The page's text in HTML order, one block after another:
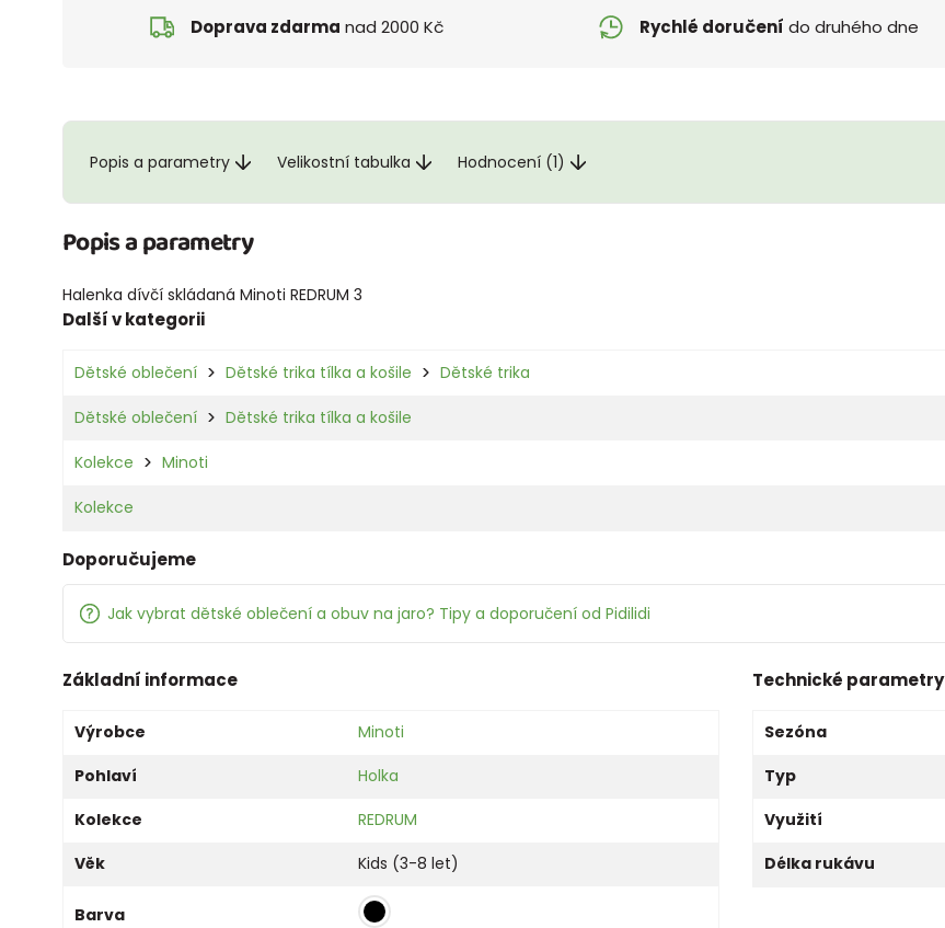
Doprava zdarma nad 2000 Kč Rychlé doručení do druhého dne
Popis a parametry Velikostní tabulka Hodnocení (1)
Popis a parametry
Halenka dívčí skládaná Minoti REDRUM 3
Další v kategorii
Dětské oblečení Dětské trika tílka a košile Dětské trika
Dětské oblečení Dětské trika tílka a košile
Kolekce Minoti
Kolekce
Doporučujeme
Jak vybrat dětské oblečení a obuv na jaro? Tipy a doporučení od Pidilidi
Základní informace
Výrobce
Minoti
Pohlaví
Holka
Kolekce
REDRUM
Věk
Kids (3-8 let)
Barva
Technické parametry
Sezóna
Typ
Využití
Délka rukávu